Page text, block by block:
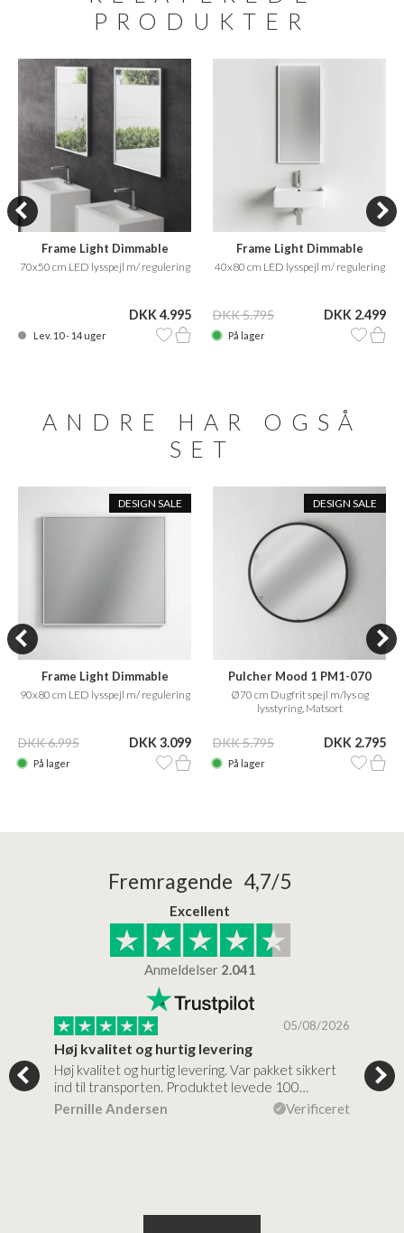
PRODUKTER
Frame Light Dimmable
70x50 cm LED lysspejl m/ regulering
DKK 4.995
Lev. 10 - 14 uger
Frame Light Dimmable
40x80 cm LED lysspejl m/ regulering
DKK 5.795 DKK 2.499
På lager
ANDRE HAR OGSÅ
SET
DESIGN SALE
Frame Light Dimmable
90x80 cm LED lysspejl m/ regulering
DKK 6.995 DKK 3.099
På lager
DESIGN SALE
Pulcher Mood 1 PM1-070
Ø70 cm Dugfrit spejl m/lys og
lysstyring, Matsort
DKK 5.795 DKK 2.795
På lager
Fremragende 4,7/5
Excellent
Anmeldelser 2.041
05/08/2026
Høj kvalitet og hurtig levering
Høj kvalitet og hurtig levering. Var pakket sikkert
ind til transporten. Produktet levede 100…
Pernille Andersen
Verificeret